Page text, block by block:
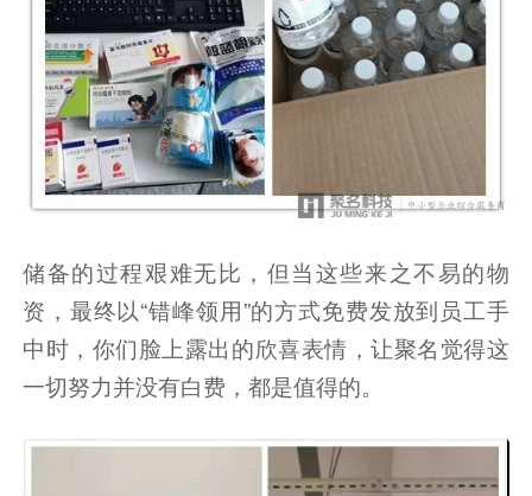
储备的过程艰难无比，但当这些来之不易的物
资，最终以“错峰领用”的方式免费发放到员工手
中时，你们脸上露出的欣喜表情，让聚名觉得这
一切努力并没有白费，都是值得的。